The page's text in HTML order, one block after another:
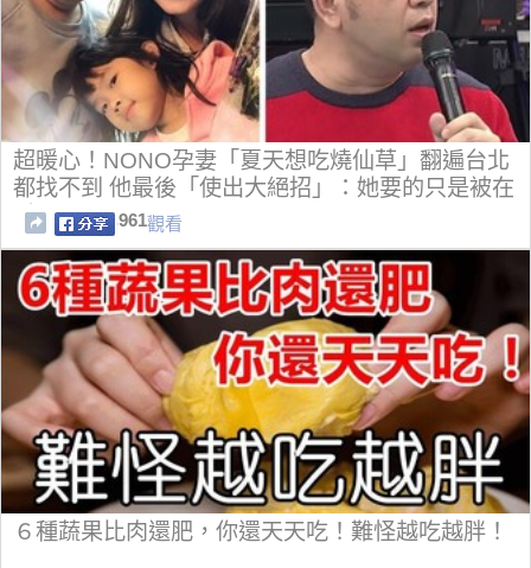
超暖心！NONO孕妻「夏天想吃燒仙草」翻遍台北
都找不到 他最後「使出大絕招」：她要的只是被在
乎
961觀看
６種蔬果比肉還肥，你還天天吃！難怪越吃越胖！